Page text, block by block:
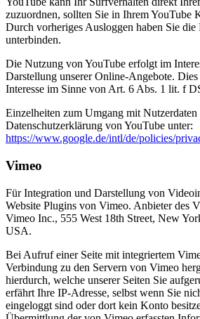
zuzuordnen, sollten Sie in Ihrem YouTube
Durch vorheriges Ausloggen haben Sie
unterbinden.
Die Nutzung von YouTube erfolgt im
Darstellung unserer Online-Angebote.
Interesse im Sinne von Art. 6 Abs. 1 lit. f
Einzelheiten zum Umgang mit
Datenschutzerklärung von YouTube unter:
https://www.google.de/intl/de/policies/
Vimeo
Für Integration und Darstellung von
Website Plugins von Vimeo. Anbieter des
Vimeo Inc., 555 West 18th Street, New
USA.
Bei Aufruf einer Seite mit integriertem
Verbindung zu den Servern von Vimeo
hierdurch, welche unserer Seiten Sie
erfährt Ihre IP-Adresse, selbst wenn Sie
eingeloggt sind oder dort kein Konto